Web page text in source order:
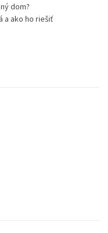
dom?
a ako ho riešiť